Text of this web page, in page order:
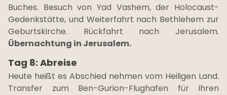
Buches. Besuch von Yad Vashem, der Holocaust-
Gedenkstätte, und Weiterfahrt nach Bethlehem zur
Geburtskirche. Rückfahrt nach Jerusalem.
Übernachtung in Jerusalem.
Tag 8: Abreise
Heute heißt es Abschied nehmen vom Heiligen Land.
Transfer zum Ben-Gurion-Flughafen für Ihren